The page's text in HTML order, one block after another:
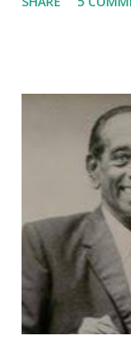
பற்றியும், தலைவரின்
இருந்து சில
அண்ணன் திருமா
following link
https://
664?s=19 எங்கள்
வாழ்வியல்
இருக்கு. சீமான்